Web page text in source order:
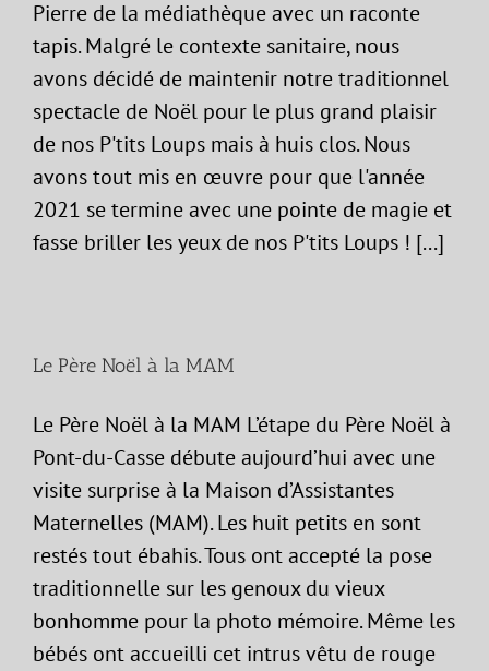
Pierre de la médiathèque avec un raconte
tapis. Malgré le contexte sanitaire, nous
avons décidé de maintenir notre traditionnel
spectacle de Noël pour le plus grand plaisir
de nos P'tits Loups mais à huis clos. Nous
avons tout mis en œuvre pour que l'année
2021 se termine avec une pointe de magie et
fasse briller les yeux de nos P'tits Loups ! [...]
Le Père Noël à la MAM
Le Père Noël à la MAM L’étape du Père Noël à
Pont-du-Casse débute aujourd’hui avec une
visite surprise à la Maison d’Assistantes
Maternelles (MAM). Les huit petits en sont
restés tout ébahis. Tous ont accepté la pose
traditionnelle sur les genoux du vieux
bonhomme pour la photo mémoire. Même les
bébés ont accueilli cet intrus vêtu de rouge